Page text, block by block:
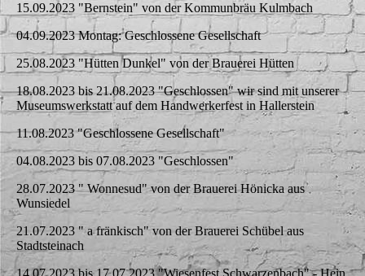
15.09.2023 "Bernstein" von der Kommunbräu Kulmbach
04.09.2023 Montag: Geschlossene Gesellschaft
25.08.2023 "Hütten Dunkel" von der Brauerei Hütten
18.08.2023 bis 21.08.2023 "Geschlossen" wir sind mit unserer
Museumswerkstatt auf dem Handwerkerfest in Hallerstein
11.08.2023 "Geschlossene Gesellschaft"
04.08.2023 bis 07.08.2023 "Geschlossen"
28.07.2023 " Wonnesud" von der Brauerei Hönicka aus
Wunsiedel
21.07.2023 " a fränkisch" von der Brauerei Schübel aus
Stadtsteinach